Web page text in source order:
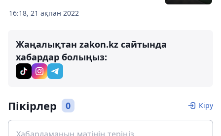
16:18, 21 ақпан 2022
Жаңалықтан zakon.kz сайтында
хабардар болыңыз:
Пікірлер 0 Кіру